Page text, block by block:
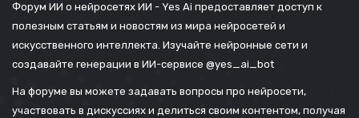
Форум ИИ о нейросетях ИИ - Yes Ai предоставляет доступ к
полезным статьям и новостям из мира нейросетей и
искусственного интеллекта. Изучайте нейронные сети и
создавайте генерации в ИИ-сервисе @yes_ai_bot
На форуме вы можете задавать вопросы про нейросети,
участвовать в дискуссиях и делиться своим контентом, получая